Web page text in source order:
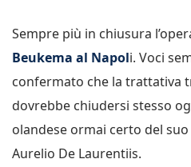
Sempre più in chiusura
Beukema al Napoli. Voci
confermato che la trattativa
dovrebbe chiudersi stesso
olandese ormai certo del
Aurelio De Laurentiis.